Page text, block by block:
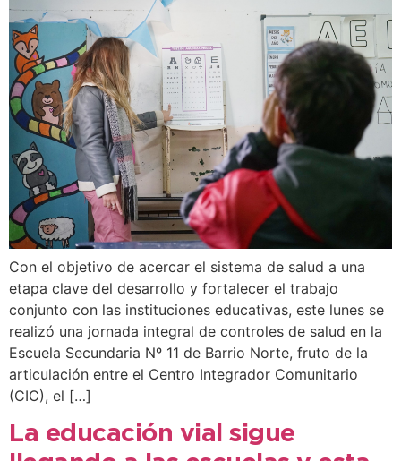
Con el objetivo de acercar el sistema de salud a una
etapa clave del desarrollo y fortalecer el trabajo
conjunto con las instituciones educativas, este lunes se
realizó una jornada integral de controles de salud en la
Escuela Secundaria Nº 11 de Barrio Norte, fruto de la
articulación entre el Centro Integrador Comunitario
(CIC), el […]
La educación vial sigue